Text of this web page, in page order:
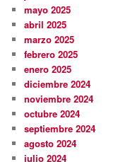
mayo 2025
abril 2025
marzo 2025
febrero 2025
enero 2025
diciembre 2024
noviembre 2024
octubre 2024
septiembre 2024
agosto 2024
julio 2024